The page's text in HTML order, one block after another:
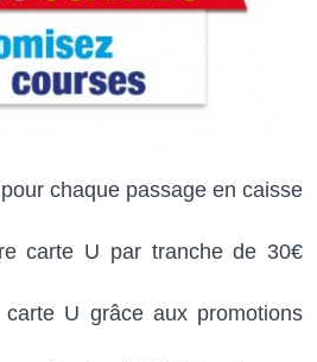
chaque passage en caisse
carte U par tranche de 30€
U grâce aux promotions